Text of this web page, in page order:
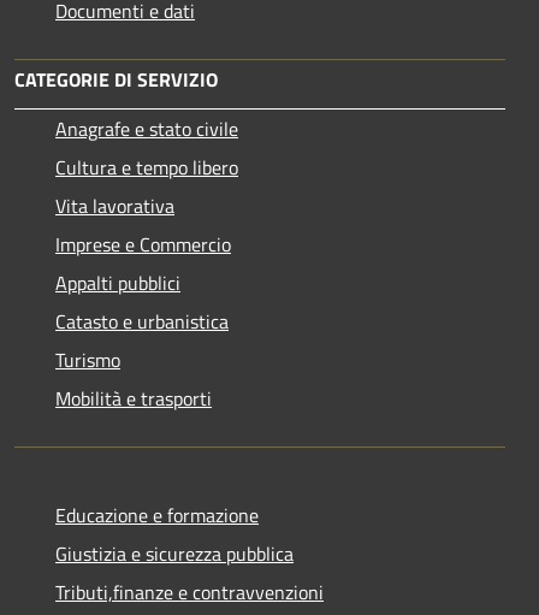
Documenti e dati
CATEGORIE DI SERVIZIO
Anagrafe e stato civile
Cultura e tempo libero
Vita lavorativa
Imprese e Commercio
Appalti pubblici
Catasto e urbanistica
Turismo
Mobilità e trasporti
Educazione e formazione
Giustizia e sicurezza pubblica
Tributi,finanze e contravvenzioni